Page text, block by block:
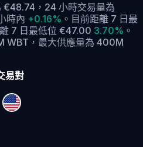
，24 小時交易量為
時內 +0.16% 。 目前距離 7 日最
7 日最低位 €47.00 3.70% 。
WBT，最大供應量為 400M
易對